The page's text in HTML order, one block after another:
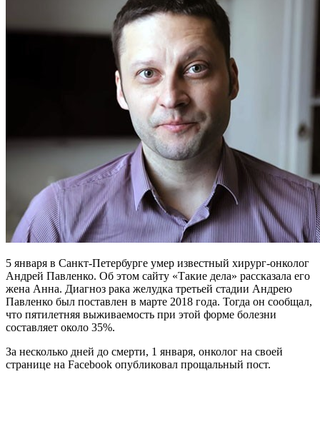
5 января в Санкт-Петербурге умер известный хирург-онколог
Андрей Павленко. Об этом сайту «Такие дела» рассказала его
жена Анна. Диагноз рака желудка третьей стадии Андрею
Павленко был поставлен в марте 2018 года. Тогда он сообщал,
что пятилетняя выживаемость при этой форме болезни
составляет около 35%.
За несколько дней до смерти, 1 января, онколог на своей
странице на Facebook опубликовал прощальный пост.